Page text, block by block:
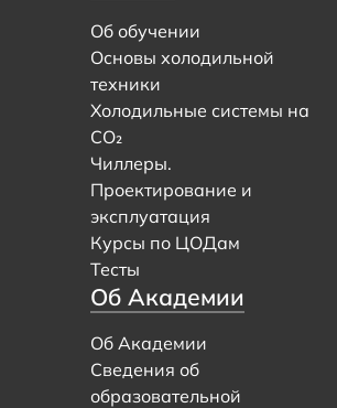
Об обучении
Основы холодильной
техники
Холодильные системы на
CO₂
Чиллеры.
Проектирование и
эксплуатация
Курсы по ЦОДам
Тесты
Об Академии
Об Академии
Сведения об
образовательной